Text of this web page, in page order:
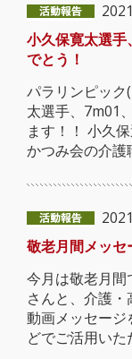
小久保寛太選
でとう！
パラリンピッ
太選手、7m01
ます！！ 小久
かつみ会の介
敬老月間メッセ
今月は敬老月間
さんと、介護・
動画メッセージ
どでご活用い